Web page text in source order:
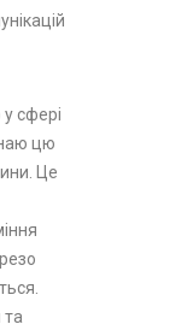
сфері
цю
Це
та